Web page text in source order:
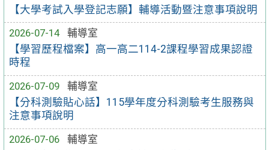
【大學考試入學登記志願】輔導活動暨注意事項說明
2026-07-14
輔導室
【學習歷程檔案】高一高二114-2課程學習成果認證
時程
2026-07-09
輔導室
【分科測驗貼心話】115學年度分科測驗考生服務與
注意事項說明
2026-07-06
輔導室